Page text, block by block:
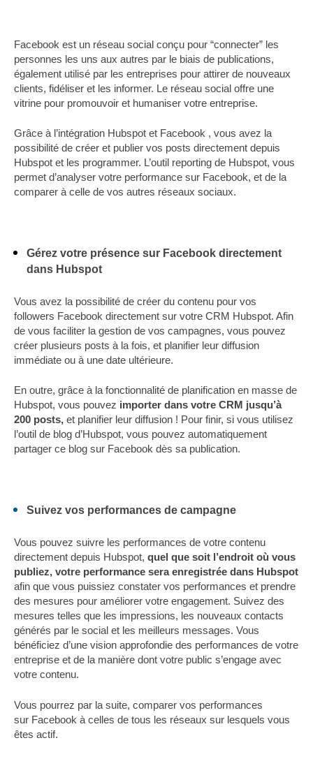
Facebook est un réseau social conçu pour “connecter” les
personnes les uns aux autres par le biais de publications,
également utilisé par les entreprises pour attirer de nouveaux
clients, fidéliser et les informer. Le réseau social offre une
vitrine pour promouvoir et humaniser votre entreprise.
Grâce à l’intégration Hubspot et Facebook , vous avez la
possibilité de créer et publier vos posts directement depuis
Hubspot et les programmer. L’outil reporting de Hubspot, vous
permet d’analyser votre performance sur Facebook, et de la
comparer à celle de vos autres réseaux sociaux.
Gérez votre présence sur Facebook directement
dans Hubspot
Vous avez la possibilité de créer du contenu pour vos
followers Facebook directement sur votre CRM Hubspot. Afin
de vous faciliter la gestion de vos campagnes, vous pouvez
créer plusieurs posts à la fois, et planifier leur diffusion
immédiate ou à une date ultérieure.
En outre, grâce à la fonctionnalité de planification en masse de
Hubspot, vous pouvez importer dans votre CRM jusqu’à
200 posts, et planifier leur diffusion ! Pour finir, si vous utilisez
l’outil de blog d’Hubspot, vous pouvez automatiquement
partager ce blog sur Facebook dès sa publication.
Suivez vos performances de campagne
Vous pouvez suivre les performances de votre contenu
directement depuis Hubspot, quel que soit l’endroit où vous
publiez, votre performance sera enregistrée dans Hubspot
afin que vous puissiez constater vos performances et prendre
des mesures pour améliorer votre engagement. Suivez des
mesures telles que les impressions, les nouveaux contacts
générés par le social et les meilleurs messages. Vous
bénéficiez d’une vision approfondie des performances de votre
entreprise et de la manière dont votre public s’engage avec
votre contenu.
Vous pourrez par la suite, comparer vos performances
sur Facebook à celles de tous les réseaux sur lesquels vous
êtes actif.